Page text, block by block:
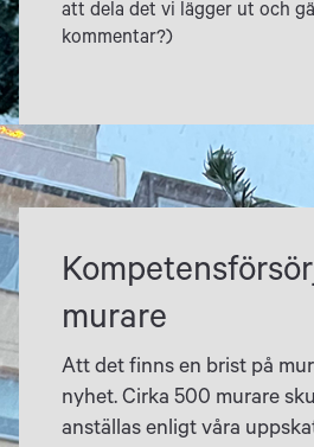
att dela det vi lägger ut och
kommentar?)
murare
Att det finns en brist på
nyhet. Cirka 500 murare
anställas enligt våra